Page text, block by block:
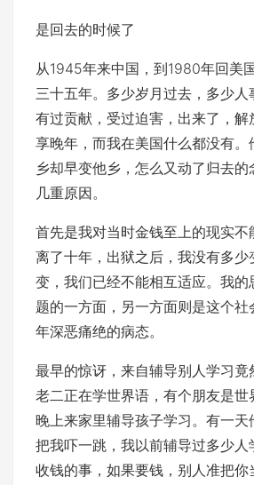
是回去的时候了
从1945年来中国，到1980年回美
三十五年。多少岁月过去，多少人
有过贡献，受过迫害，出来了，
享晚年，而我在美国什么都没有。
乡却早变他乡，怎么又动了归去
几重原因。
首先是我对当时金钱至上的现实不
离了十年，出狱之后，我没有多少
变，我们已经不能相互适应。我的
题的一方面，另一方面则是这个
年深恶痛绝的病态。
最早的惊讶，来自辅导别人学习竟
老二正在学世界语，有个朋友是
晚上来家里辅导孩子学习。有一天
把我吓一跳，我以前辅导过多少
收钱的事，如果要钱，别人准把你